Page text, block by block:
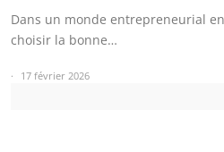
Dans un monde entrepreneurial
choisir la bonne…
17 février 2026